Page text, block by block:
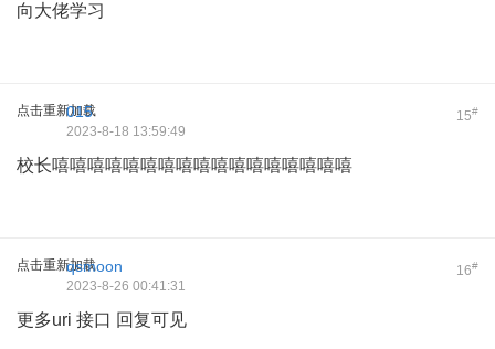
向大佬学习
点击重新加载 15#
015
2023-8-18 13:59:49
校长嘻嘻嘻嘻嘻嘻嘻嘻嘻嘻嘻嘻嘻嘻嘻嘻嘻
点击重新加载 16#
qsmoon
2023-8-26 00:41:31
更多uri 接口 回复可见